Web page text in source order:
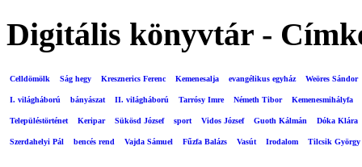
Digitális könyvtár -
Celldömölk Ság hegy Kresznerics Ferenc Kemenesalja evangélikus egyház Weöres Sándor
I. világháború bányászat II. világháború Tarrósy Imre Németh Tibor Kemenesmihályfa
Településtörténet Keripar Sükösd József sport Vidos József Guoth Kálmán Dóka Klára
Szerdahelyi Pál bencés rend Vajda Sámuel Fűzfa Balázs Vasút Irodalom Tilcsik György